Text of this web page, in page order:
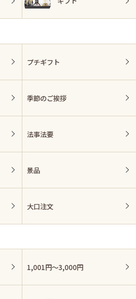
プチギフト
季節のご挨拶
法事法要
景品
大口注文
1,001円〜3,000円